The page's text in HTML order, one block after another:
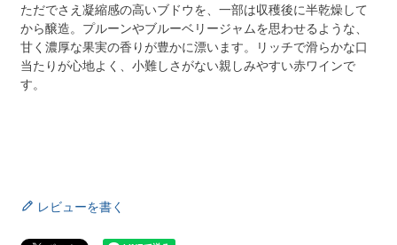
ただでさえ凝縮感の高いブドウを、一部は収穫後に半乾燥して
から醸造。プルーンやブルーベリージャムを思わせるような、
甘く濃厚な果実の香りが豊かに漂います。リッチで滑らかな口
当たりが心地よく、小難しさがない親しみやすい赤ワインで
す。
レビューを書く